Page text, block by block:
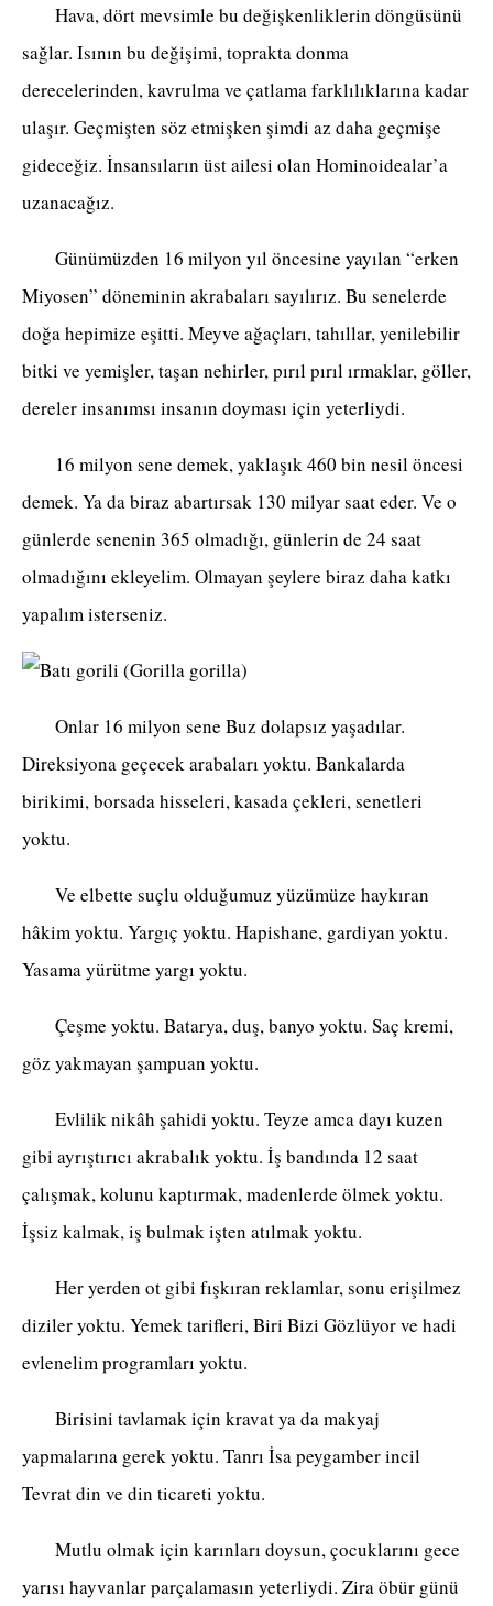
Hava, dört mevsimle bu değişkenliklerin döngüsünü
sağlar. Isının bu değişimi, toprakta donma
derecelerinden, kavrulma ve çatlama farklılıklarına kadar
ulaşır. Geçmişten söz etmişken şimdi az daha geçmişe
gideceğiz. İnsansıların üst ailesi olan Hominoidealar’a
uzanacağız.
Günümüzden 16 milyon yıl öncesine yayılan “erken
Miyosen” döneminin akrabaları sayılırız. Bu senelerde
doğa hepimize eşitti. Meyve ağaçları, tahıllar, yenilebilir
bitki ve yemişler, taşan nehirler, pırıl pırıl ırmaklar, göller,
dereler insanımsı insanın doyması için yeterliydi.
16 milyon sene demek, yaklaşık 460 bin nesil öncesi
demek. Ya da biraz abartırsak 130 milyar saat eder. Ve o
günlerde senenin 365 olmadığı, günlerin de 24 saat
olmadığını ekleyelim. Olmayan şeylere biraz daha katkı
yapalım isterseniz.
Onlar 16 milyon sene Buz dolapsız yaşadılar.
Direksiyona geçecek arabaları yoktu. Bankalarda
birikimi, borsada hisseleri, kasada çekleri, senetleri
yoktu.
Ve elbette suçlu olduğumuz yüzümüze haykıran
hâkim yoktu. Yargıç yoktu. Hapishane, gardiyan yoktu.
Yasama yürütme yargı yoktu.
Çeşme yoktu. Batarya, duş, banyo yoktu. Saç kremi,
göz yakmayan şampuan yoktu.
Evlilik nikâh şahidi yoktu. Teyze amca dayı kuzen
gibi ayrıştırıcı akrabalık yoktu. İş bandında 12 saat
çalışmak, kolunu kaptırmak, madenlerde ölmek yoktu.
İşsiz kalmak, iş bulmak işten atılmak yoktu.
Her yerden ot gibi fışkıran reklamlar, sonu erişilmez
diziler yoktu. Yemek tarifleri, Biri Bizi Gözlüyor ve hadi
evlenelim programları yoktu.
Birisini tavlamak için kravat ya da makyaj
yapmalarına gerek yoktu. Tanrı İsa peygamber incil
Tevrat din ve din ticareti yoktu.
Mutlu olmak için karınları doysun, çocuklarını gece
yarısı hayvanlar parçalamasın yeterliydi. Zira öbür günü